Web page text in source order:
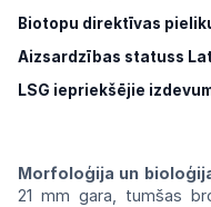
Biotopu direktīvas
Aizsardzības statuss
LSG iepriekšējie
Morfoloģija un
21 mm gara, tumšas